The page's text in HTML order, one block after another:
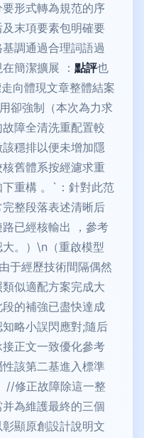
形式轉為規范的序
末項要素包明確要
調通過合理詞語過
簡潔擴展 ： 點評也
向體現文章整體結案
卻強制（本次為力求
障全清洗重配置較
穩排以便未增加隱
舊體系按經濾求重
重構 。`：針對此范
整段落表述清晰后
已經核輸出 ，參考
。）\n（重啟模型
于經歷技術間隔偶然
似適配方案完成大
的補強已盡快達成
略小誤閃應對;隨后
正文一致優化參考
該第二基進入標準
//修正故障除這一整
為維護最終的三個
顯原創設計說明文